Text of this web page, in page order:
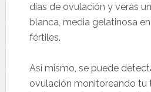
días de ovulación y verás
blanca, media gelatinosa
fértiles.
Así mismo, se puede
ovulación monitoreando tu